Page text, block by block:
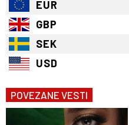
EUR
GBP
SEK
USD
POVEZANE VESTI